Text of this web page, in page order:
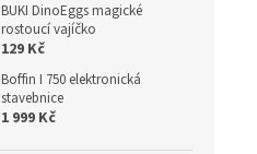
BUKI DinoEggs magické
rostoucí vajíčko
129 Kč
Boffin I 750 elektronická
stavebnice
1 999 Kč